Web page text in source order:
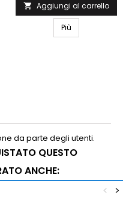
 Aggiungi al carrello
Più
da parte degli utenti.
QUESTO
ANCHE:
>
<